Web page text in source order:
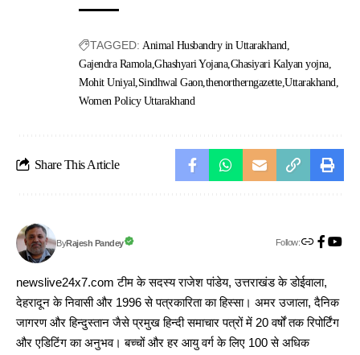
TAGGED: Animal Husbandry in Uttarakhand
Gajendra Ramola Ghashyari Yojana Ghasiyari Kalyan yojna
Mohit Uniyal Sindhwal Gaon thenortherngazette Uttarakhand
Women Policy Uttarakhand
Share This Article
ByRajesh Pandey Follow:
newslive24x7.com टीम के सदस्य राजेश पांडेय, उत्तराखंड के डोईवाला,
देहरादून के निवासी और 1996 से पत्रकारिता का हिस्सा। अमर उजाला, दैनिक
जागरण और हिन्दुस्तान जैसे प्रमुख हिन्दी समाचार पत्रों में 20 वर्षों तक रिपोर्टिंग
और एडिटिंग का अनुभव। बच्चों और हर आयु वर्ग के लिए 100 से अधिक